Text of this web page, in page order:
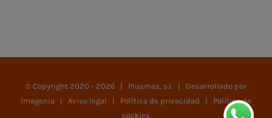
© Copyright 2020 - 2026 | Plusmas, s.l. | Desarrollado por
Imagenia
Aviso legal Política de privacidad
Política de
cookies